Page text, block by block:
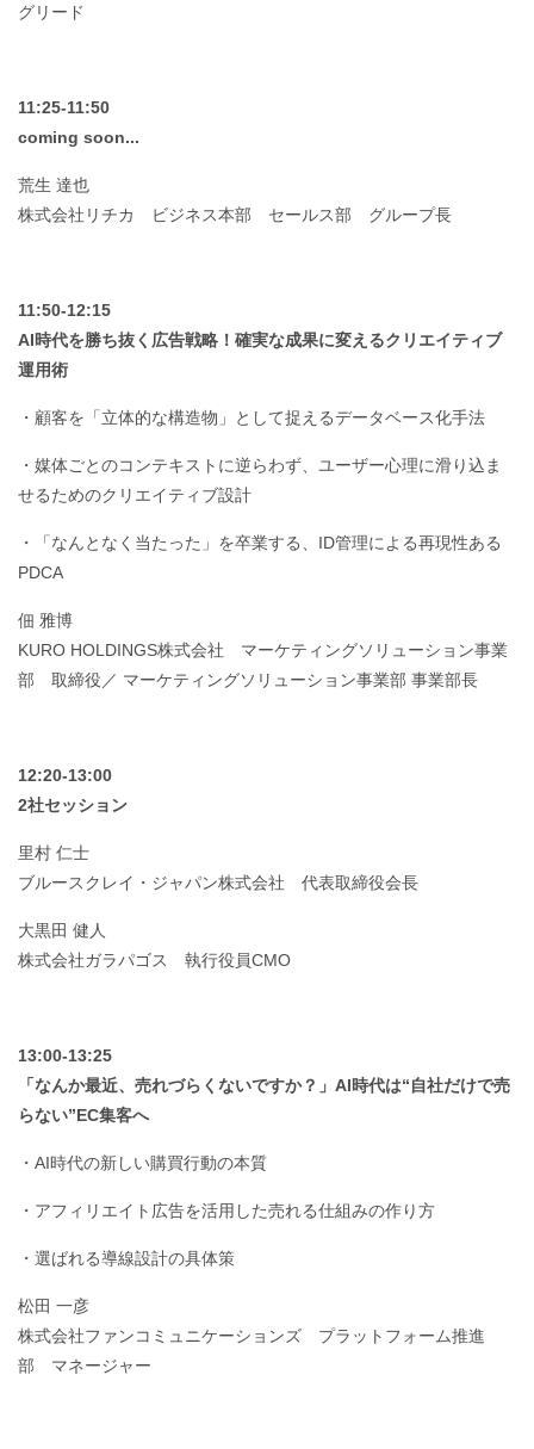
グリード
11:25-11:50
coming soon...
荒生 達也
株式会社リチカ ビジネス本部 セールス部 グループ長
11:50-12:15
AI時代を勝ち抜く広告戦略！確実な成果に変えるクリエイティブ
運用術
・顧客を「立体的な構造物」として捉えるデータベース化手法
・媒体ごとのコンテキストに逆らわず、ユーザー心理に滑り込ま
せるためのクリエイティブ設計
・「なんとなく当たった」を卒業する、ID管理による再現性ある
PDCA
佃 雅博
KURO HOLDINGS株式会社 マーケティングソリューション事業
部 取締役／ マーケティングソリューション事業部 事業部長
12:20-13:00
2社セッション
里村 仁士
ブルースクレイ・ジャパン株式会社 代表取締役会長
大黒田 健人
株式会社ガラパゴス 執行役員CMO
13:00-13:25
「なんか最近、売れづらくないですか？」AI時代は“自社だけで売
らない”EC集客へ
・AI時代の新しい購買行動の本質
・アフィリエイト広告を活用した売れる仕組みの作り方
・選ばれる導線設計の具体策
松田 一彦
株式会社ファンコミュニケーションズ プラットフォーム推進
部 マネージャー